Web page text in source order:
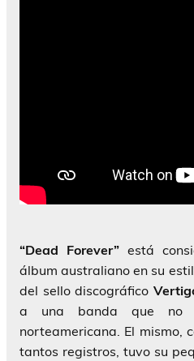
“Dead Forever” está
álbum australiano en su
del sello discográfico
a una banda que no
norteamericana. El mismo,
tantos registros, tuvo su